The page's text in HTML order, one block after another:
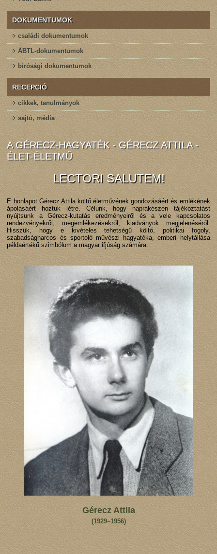
DOKUMENTUMOK
családi dokumentumok
ÁBTL-dokumentumok
bírósági dokumentumok
RECEPCIÓ
cikkek, tanulmányok
sajtó, média
A GÉRECZ-HAGYATÉK - GÉRECZ ATTILA -
ÉLET-ÉLETMŰ
LECTORI SALUTEM!
E honlapot Gérecz Attila költő életművének gondozásáért és emlékének
ápolásáért hoztuk létre. Célunk, hogy naprakészen tájékoztatást
nyújtsunk a Gérecz-kutatás eredményeiről és a vele kapcsolatos
rendezvényekről, megemlékezésekről, kiadványok megjelenéséről.
Hisszük, hogy e kivételes tehetségű költő, politikai fogoly,
szabadságharcos és sportoló művészi hagyatéka, emberi helytállása
példaértékű szimbólum a magyar ifjúság számára.
Gérecz Attila
(1929–1956)